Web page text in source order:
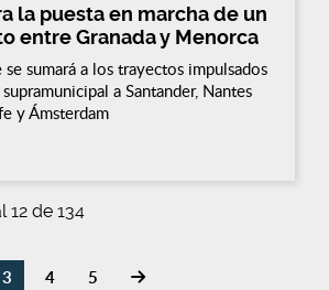
la puesta en marcha de un
entre Granada y Menorca
sumará a los trayectos impulsados
a Santander, Nantes
y Ámsterdam
12 de 134
3 4 5